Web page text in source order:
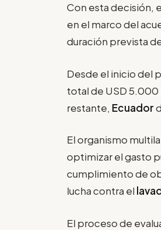
Con esta decisión,
en el marco del
duración prevista
Desde el inicio del
total de USD 5.000
restante, Ecuador
El organismo
optimizar el gasto
cumplimiento de
lucha contra el
El proceso de